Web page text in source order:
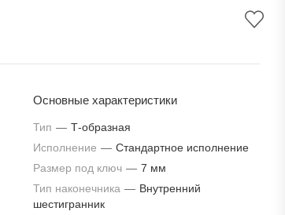
Основные характеристики
Тип — Т-образная
Исполнение — Стандартное исполнение
Размер под ключ — 7 мм
Тип наконечника — Внутренний
шестигранник